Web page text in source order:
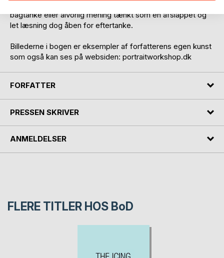
bagtanke eller alvorlig mening tænkt som en afslappet og
let læsning dog åben for eftertanke.
Billederne i bogen er eksempler af forfatterens egen kunst
som også kan ses på websiden: portraitworkshop.dk
FORFATTER
PRESSEN SKRIVER
ANMELDELSER
FLERE TITLER HOS BoD